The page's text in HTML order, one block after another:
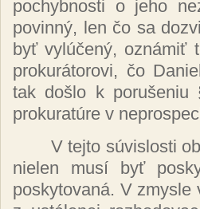
pochybnosti o jeho
povinný, len čo sa
byť vylúčený, oznámiť
prokurátorovi, čo
tak došlo k porušeniu
prokuratúre v
V tejto súvislosti
nielen musí byť
poskytovaná. V zmysle